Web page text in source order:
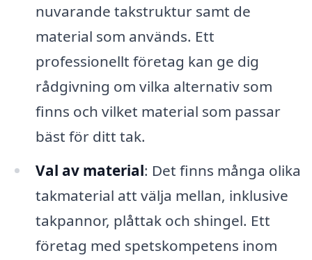
nuvarande takstruktur samt de
material som används. Ett
professionellt företag kan ge dig
rådgivning om vilka alternativ som
finns och vilket material som passar
bäst för ditt tak.
Val av material: Det finns många olika
takmaterial att välja mellan, inklusive
takpannor, plåttak och shingel. Ett
företag med spetskompetens inom